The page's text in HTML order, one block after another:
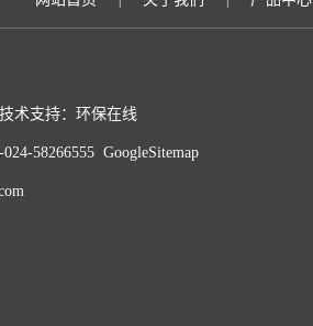
技术支持： 环保在线
58266555 GoogleSitemap